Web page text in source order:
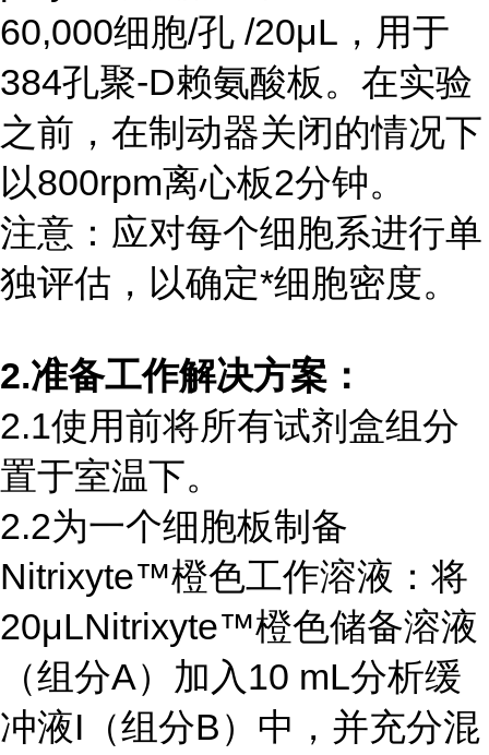
60,000细胞/孔 /20μL，用于
384孔聚-D赖氨酸板。在实验
之前，在制动器关闭的情况下
以800rpm离心板2分钟。
注意：应对每个细胞系进行单
独评估，以确定*细胞密度。
2.准备工作解决方案：
2.1使用前将所有试剂盒组分
置于室温下。
2.2为一个细胞板制备
Nitrixyte™橙色工作溶液：将
20μLNitrixyte™橙色储备溶液
（组分A）加入10 mL分析缓
冲液I（组分B）中，并充分混